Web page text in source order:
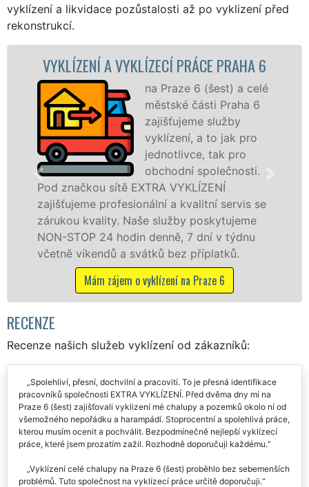
vyklízení a likvidace pozůstalosti až po vyklizení před
rekonstrukcí.
A VYKLÍZECÍ PRÁCE PRAHA 6
na Praze 6 (šest) a celé
městské části Praha 6
zajišťujeme služby
vyklízení, a to jak pro
jednotlivce, tak pro
obchodní společnosti.
sítě EXTRA VYKLÍZENÍ
profesionální a kvalitní servis se
Naše služby poskytujeme
24 hodin denně, 7 dní v týdnu
a svátků bez příplatků.
zájem o vyklízení na Praze 6
službu jak
osobám se
práce, a to
RECENZE
Recenze našich služeb vyklízení od zákazníků:
Spolehliví, přesní, dochvilní a pracovití. To je přesná identifikace
pracovníků společnosti EXTRA VYKLÍZENÍ. Před dvěma dny mi na
Praze 6 (šest) zajišťovali vyklizení mé chalupy a pozemků okolo ní od
všemožného nepořádku a harampádí. Stoprocentní a spolehlivá práce,
kterou musím ocenit a pochválit. Bezpodmínečně nejlepší vyklízecí
práce, které jsem prozatím zažil. Rozhodně doporučuji každému.
Vyklízení celé chalupy na Praze 6 (šest) proběhlo bez sebemenších
problémů. Tuto společnost na vyklízecí práce určitě doporučuji.